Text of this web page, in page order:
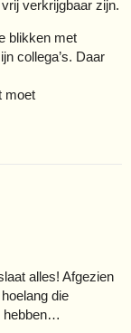
verkrijgbaar zijn.
blikken met
collega’s. Daar
moet
alles! Afgezien
die
hebben…